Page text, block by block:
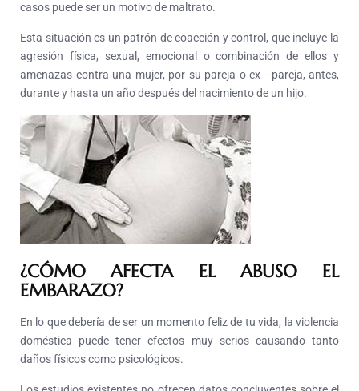
casos puede ser un motivo de maltrato.
Esta situación es un patrón de coacción y control, que incluye la
agresión física, sexual, emocional o combina­ción de ellos y
amenazas contra una mujer, por su pareja o ex –pareja, antes,
durante y hasta un año después del nacimiento de un hijo.
¿CÓMO AFECTA EL ABUSO EL
EMBARAZO?
En lo que debería de ser un momento feliz de tu vida, la violencia
doméstica puede tener efectos muy serios causando tanto
daños físicos como psicológicos.